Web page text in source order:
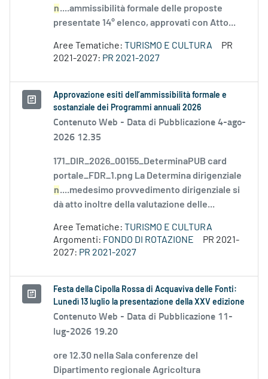
n....ammissibilità formale delle proposte
presentate 14° elenco, approvati con Atto...
Aree Tematiche: TURISMO E CULTURA
PR
2021-2027: PR 2021-2027
Approvazione esiti dell’ammissibilità formale e
sostanziale dei Programmi annuali 2026
Contenuto Web - Data di Pubblicazione 4-ago-
2026 12.35
171_DIR_2026_00155_DeterminaPUB card
portale_FDR_1.png La Determina dirigenziale
n....medesimo provvedimento dirigenziale si
dà atto inoltre della valutazione delle...
Aree Tematiche: TURISMO E CULTURA
Argomenti: FONDO DI ROTAZIONE
PR 2021-
2027: PR 2021-2027
Festa della Cipolla Rossa di Acquaviva delle Fonti:
Lunedì 13 luglio la presentazione della XXV edizione
Contenuto Web - Data di Pubblicazione 11-
lug-2026 19.20
ore 12.30 nella Sala conferenze del
Dipartimento regionale Agricoltura